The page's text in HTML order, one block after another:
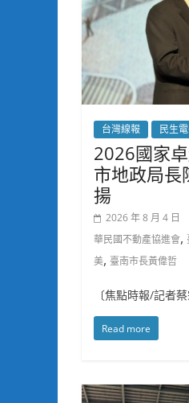
台灣線報 民生
2026國家
市地政局長
揚
2026 年 8 月 4 日
華民國不動產協進會,
美, 臺南市長黃偉哲
〔焦點時報/記者
Read more